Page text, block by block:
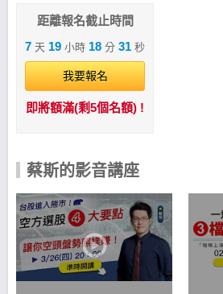
認股價已經開始爬坡，走
走。 我希望透過這套邏輯
割，只要嚴守紀律、摸透
股市裡找到自己的獲利方
起來自然就會游刃有餘。
距離報名截止時間
7 天 19 小時 18 分 31 秒
我要報名
即將額滿(剩5個名額) !
蔡斯的影音講座